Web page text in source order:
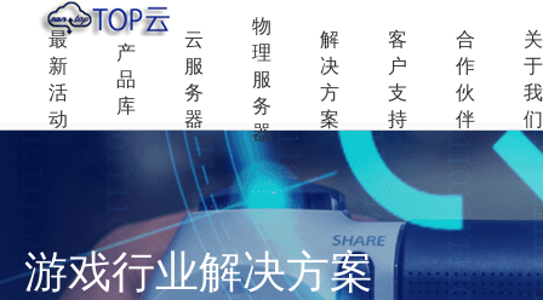
最
新
活
动
产
品
库
云
服
务
器
物
理
服
务
器
解
决
方
案
客
户
支
持
合
作
伙
伴
关
于
我
们
游戏行业解决方案